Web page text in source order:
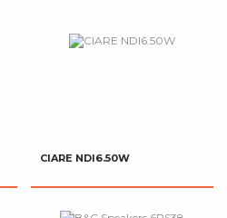
CIARE NDI6.50W